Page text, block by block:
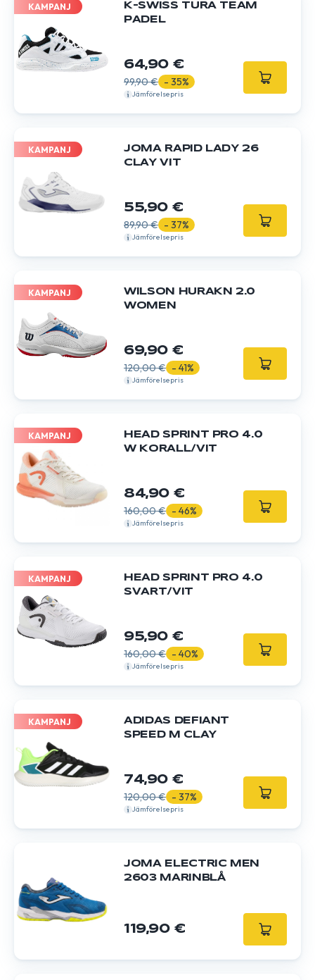
KAMPANJ
K-SWISS TURA TEAM
PADEL
64,90 €
99,90 € - 35%
Jämförelsepris
KAMPANJ
JOMA RAPID LADY 26
CLAY VIT
55,90 €
89,90 € - 37%
Jämförelsepris
KAMPANJ
WILSON HURAKN 2.0
WOMEN
69,90 €
120,00 € - 41%
Jämförelsepris
KAMPANJ
HEAD SPRINT PRO 4.0
W KORALL/VIT
84,90 €
160,00 € - 46%
Jämförelsepris
KAMPANJ
HEAD SPRINT PRO 4.0
SVART/VIT
95,90 €
160,00 € - 40%
Jämförelsepris
KAMPANJ
ADIDAS DEFIANT
SPEED M CLAY
74,90 €
120,00 € - 37%
Jämförelsepris
JOMA ELECTRIC MEN
2603 MARINBLÅ
119,90 €